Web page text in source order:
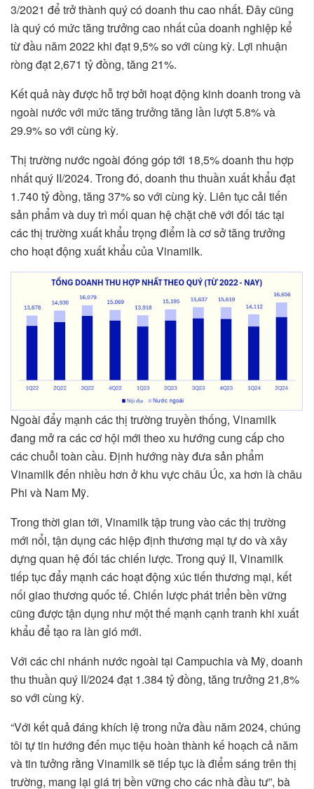
3/2021 để trở thành quý có doanh thu cao nhất. Đây cũng
là quý có mức tăng trưởng cao nhất của doanh nghiệp kể
từ đầu năm 2022 khi đạt 9,5% so với cùng kỳ. Lợi nhuận
ròng đạt 2,671 tỷ đồng, tăng 21%.
Kết quả này được hỗ trợ bởi hoạt động kinh doanh trong và
ngoài nước với mức tăng trưởng tăng lần lượt 5.8% và
29.9% so với cùng kỳ.
Thị trường nước ngoài đóng góp tới 18,5% doanh thu hợp
nhất quý II/2024. Trong đó, doanh thu thuần xuất khẩu đạt
1.740 tỷ đồng, tăng 37% so với cùng kỳ. Liên tục cải tiến
sản phẩm và duy trì mối quan hệ chặt chẽ với đối tác tại
các thị trường xuất khẩu trọng điểm là cơ sở tăng trưởng
cho hoạt động xuất khẩu của Vinamilk.
Ngoài đẩy mạnh các thị trường truyền thống, Vinamilk
đang mở ra các cơ hội mới theo xu hướng cung cấp cho
các chuỗi toàn cầu. Định hướng này đưa sản phẩm
Vinamilk đến nhiều hơn ở khu vực châu Úc, xa hơn là châu
Phi và Nam Mỹ.
Trong thời gian tới, Vinamilk tập trung vào các thị trường
mới nổi, tận dụng các hiệp định thương mại tự do và xây
dựng quan hệ đối tác chiến lược. Trong quý II, Vinamilk
tiếp tục đẩy mạnh các hoạt động xúc tiến thương mại, kết
nối giao thương quốc tế. Chiến lược phát triển bền vững
cũng được tận dụng như một thế mạnh cạnh tranh khi xuất
khẩu để tạo ra làn gió mới.
Với các chi nhánh nước ngoài tại Campuchia và Mỹ, doanh
thu thuần quý II/2024 đạt 1.384 tỷ đồng, tăng trưởng 21,8%
so với cùng kỳ.
“Với kết quả đáng khích lệ trong nửa đầu năm 2024, chúng
tôi tự tin hướng đến mục tiệu hoàn thành kế hoạch cả năm
và tin tưởng rằng Vinamilk sẽ tiếp tục là điểm sáng trên thị
trường, mang lại giá trị bền vững cho các nhà đầu tư”, bà